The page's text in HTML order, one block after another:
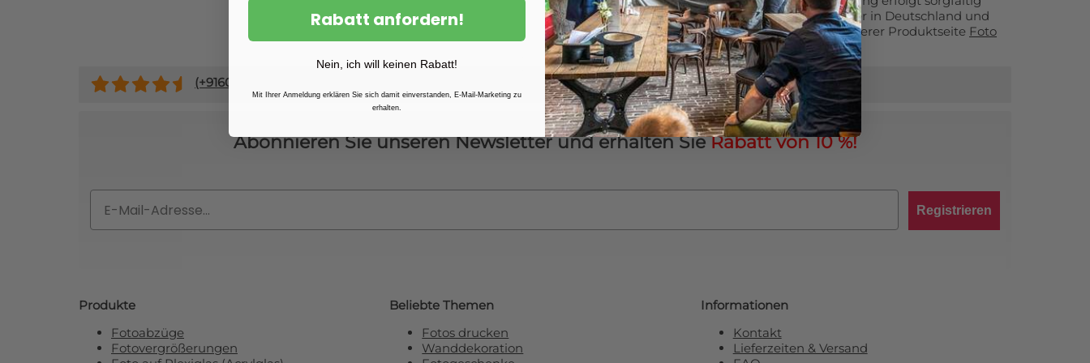
und sicher über unsere erfahrenen Logistikpartner in Deutschland und
Europa. Weitere Informationen finden Sie auf unserer Produktseite Foto
auf Plexibond.
(+9160
Abonnieren Sie unseren Newsletter und erhalten SieRabatt von 10 %!
Registrieren
Produkte
Fotoabzüge
Fotovergrößerungen
Beliebte Themen
Fotos drucken
Wanddekoration
Informationen
Kontakt
Lieferzeiten & Versand
Rabatt anfordern!
Nein, ich will keinen Rabatt!
Mit Ihrer Anmeldung erklären Sie sich damit einverstanden, E-Mail-Marketing zu
erhalten.